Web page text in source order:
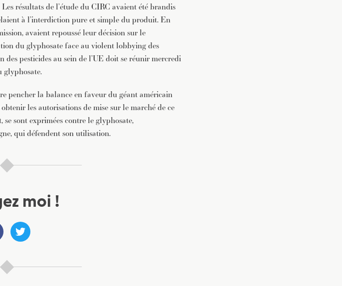
résultats de l’étude du CIRC avaient été brandis
à l’interdiction pure et simple du produit. En
avaient repoussé leur décision sur le
du glyphosate face au violent lobbying des
pesticides au sein de l’UE doit se réunir mercredi
glyphosate.
pencher la balance en faveur du géant américain
les autorisations de mise sur le marché de ce
sont exprimées contre le glyphosate,
qui défendent son utilisation.
moi !